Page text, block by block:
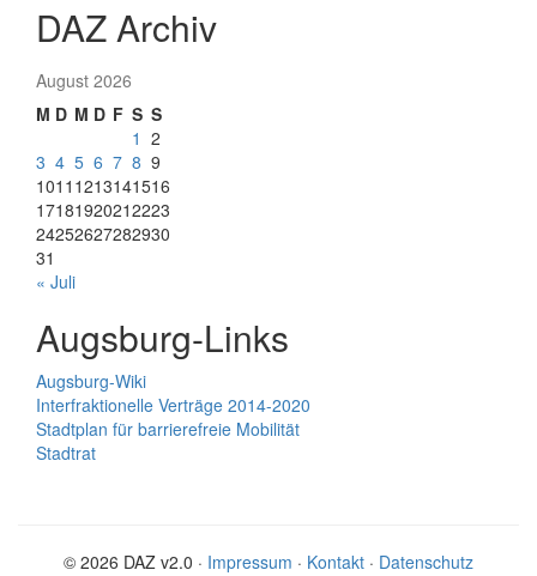
DAZ Archiv
August 2026
M D M D F S S
1 2
3 4 5 6 7 8 9
1011 1213141516
17181920212223
24252627282930
31
« Juli
Augsburg-Links
Augsburg-Wiki
Interfraktionelle Verträge 2014-2020
Stadtplan für barrierefreie Mobilität
Stadtrat
© 2026 DAZ v2.0 · Impressum · Kontakt · Datenschutz